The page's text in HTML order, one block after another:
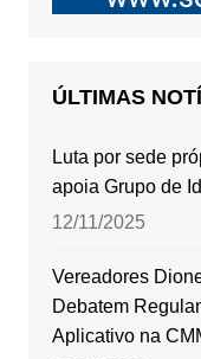
ÚLTIMAS
Luta por sede
apoia Grupo de
12/11/2025
Vereadores
Debatem
Aplicativo na